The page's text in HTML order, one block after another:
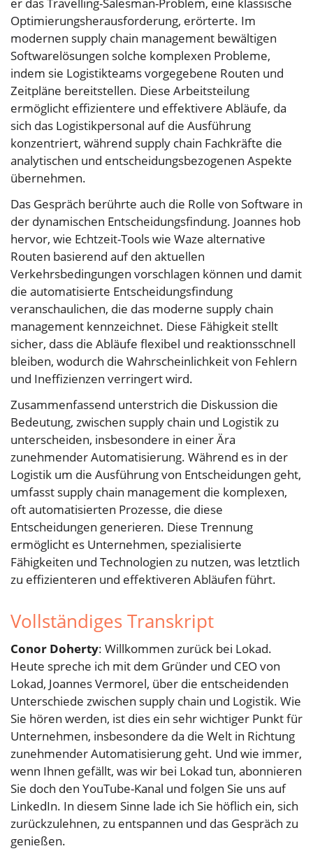
er das Travelling-Salesman-Problem, eine klassische
Optimierungsherausforderung, erörterte. Im
modernen supply chain management bewältigen
Softwarelösungen solche komplexen Probleme,
indem sie Logistikteams vorgegebene Routen und
Zeitpläne bereitstellen. Diese Arbeitsteilung
ermöglicht effizientere und effektivere Abläufe, da
sich das Logistikpersonal auf die Ausführung
konzentriert, während supply chain Fachkräfte die
analytischen und entscheidungsbezogenen Aspekte
übernehmen.
Das Gespräch berührte auch die Rolle von Software in
der dynamischen Entscheidungsfindung. Joannes hob
hervor, wie Echtzeit-Tools wie Waze alternative
Routen basierend auf den aktuellen
Verkehrsbedingungen vorschlagen können und damit
die automatisierte Entscheidungsfindung
veranschaulichen, die das moderne supply chain
management kennzeichnet. Diese Fähigkeit stellt
sicher, dass die Abläufe flexibel und reaktionsschnell
bleiben, wodurch die Wahrscheinlichkeit von Fehlern
und Ineffizienzen verringert wird.
Zusammenfassend unterstrich die Diskussion die
Bedeutung, zwischen supply chain und Logistik zu
unterscheiden, insbesondere in einer Ära
zunehmender Automatisierung. Während es in der
Logistik um die Ausführung von Entscheidungen geht,
umfasst supply chain management die komplexen,
oft automatisierten Prozesse, die diese
Entscheidungen generieren. Diese Trennung
ermöglicht es Unternehmen, spezialisierte
Fähigkeiten und Technologien zu nutzen, was letztlich
zu effizienteren und effektiveren Abläufen führt.
Vollständiges Transkript
Conor Doherty: Willkommen zurück bei Lokad.
Heute spreche ich mit dem Gründer und CEO von
Lokad, Joannes Vermorel, über die entscheidenden
Unterschiede zwischen supply chain und Logistik. Wie
Sie hören werden, ist dies ein sehr wichtiger Punkt für
Unternehmen, insbesondere da die Welt in Richtung
zunehmender Automatisierung geht. Und wie immer,
wenn Ihnen gefällt, was wir bei Lokad tun, abonnieren
Sie doch den YouTube-Kanal und folgen Sie uns auf
LinkedIn. In diesem Sinne lade ich Sie höflich ein, sich
zurückzulehnen, zu entspannen und das Gespräch zu
genießen.